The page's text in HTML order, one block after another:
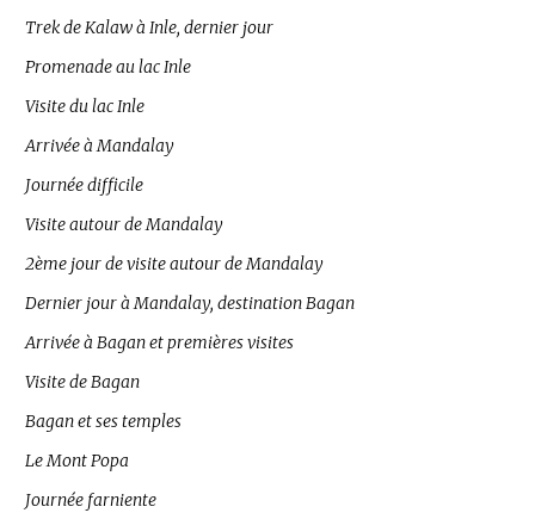
Trek de Kalaw à Inle, dernier jour
Promenade au lac Inle
Visite du lac Inle
Arrivée à Mandalay
Journée difficile
Visite autour de Mandalay
2ème jour de visite autour de Mandalay
Dernier jour à Mandalay, destination Bagan
Arrivée à Bagan et premières visites
Visite de Bagan
Bagan et ses temples
Le Mont Popa
Journée farniente